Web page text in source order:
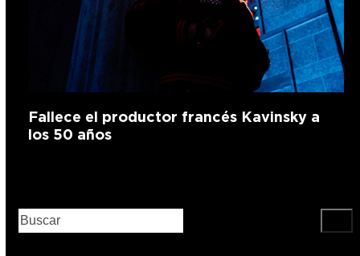
Fallece el productor francés Kavinsky a
los 50 años